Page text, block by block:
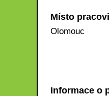
Místo
Olomouc
Informace o